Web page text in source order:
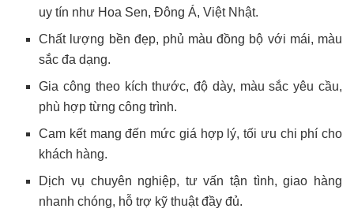
uy tín như Hoa Sen, Đông Á, Việt Nhật.
Chất lượng bền đẹp, phủ màu đồng bộ với mái, màu
sắc đa dạng.
Gia công theo kích thước, độ dày, màu sắc yêu cầu,
phù hợp từng công trình.
Cam kết mang đến mức giá hợp lý, tối ưu chi phí cho
khách hàng.
Dịch vụ chuyên nghiệp, tư vấn tận tình, giao hàng
nhanh chóng, hỗ trợ kỹ thuật đầy đủ.